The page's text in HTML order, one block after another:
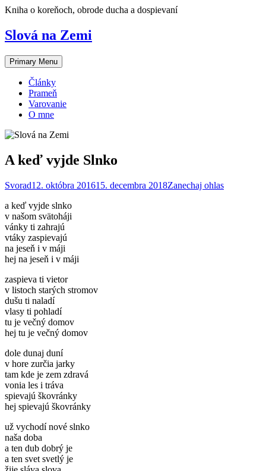
Skip
content
Kniha o koreňoch, obrode ducha a dospievaní
Slová na Zemi
Primary Menu
Články
Prameň
Varovanie
O mne
A keď vyjde Slnko
Svorad12. októbra 201615. decembra 2018Zanechaj ohlas
a keď vyjde slnko
v našom svätoháji
vánky ti zahrajú
vtáky zaspievajú
na jeseň i v máji
hej na jeseň i v máji
zaspie­va ti vietor
v lis­toch starých stromov
dušu ti naladí
vlasy ti pohladí
tu je večný domov
hej tu je večný domov
dole dunaj duní
v hore zurčia jarky
tam kde je zem zdravá
vonia les i tráva
spieva­jú škovránky
hej spieva­jú škovránky
už vychodí nové slnko
naša doba
a ten dub dobrý je
a ten svet svetlý je